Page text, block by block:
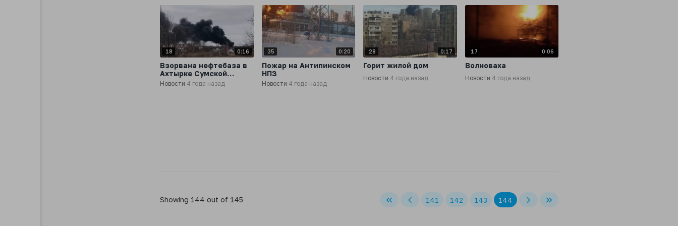
18 0:16
Взорвана нефтебаза в
Ахтырке Сумской
области
Новости 4 года назад
35 0:20
Пожар на Антипинском
НПЗ
Новости 4 года назад
28 0:17
Горит жилой дом
Новости 4 года назад
17 0:06
Волноваха
Новости 4 года назад
Showing 144 out of 145 141 142 143 144